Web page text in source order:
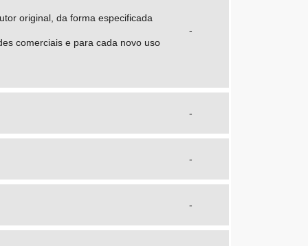
original, da forma especificada
comerciais e para cada novo uso
-
-
-
-